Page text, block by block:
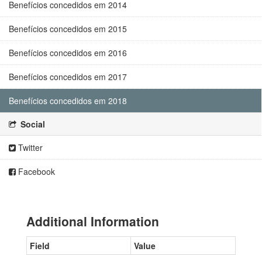
Benefícios concedidos em 2014
Benefícios concedidos em 2015
Benefícios concedidos em 2016
Benefícios concedidos em 2017
Benefícios concedidos em 2018
Social
Twitter
Facebook
Additional Information
Field
Value